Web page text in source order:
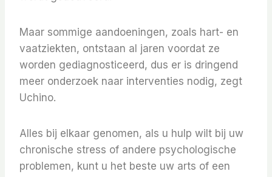
Maar sommige aandoeningen, zoals hart- en
vaatziekten, ontstaan ​​al jaren voordat ze
worden gediagnosticeerd, dus er is dringend
meer onderzoek naar interventies nodig, zegt
Uchino.
Alles bij elkaar genomen, als u hulp wilt bij uw
chronische stress of andere psychologische
problemen, kunt u het beste uw arts of een